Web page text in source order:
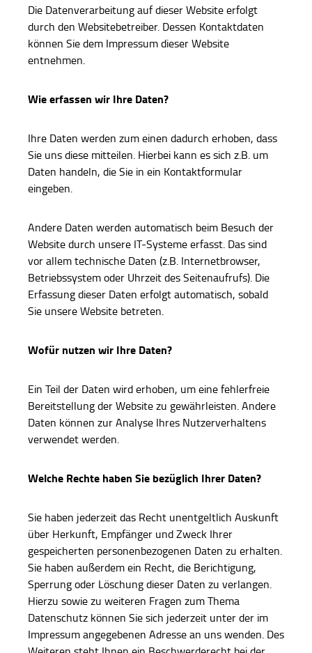
Die Datenverarbeitung auf dieser Website erfolgt
durch den Websitebetreiber. Dessen Kontaktdaten
können Sie dem Impressum dieser Website
entnehmen.
Wie erfassen wir Ihre Daten?
Ihre Daten werden zum einen dadurch erhoben, dass
Sie uns diese mitteilen. Hierbei kann es sich z.B. um
Daten handeln, die Sie in ein Kontaktformular
eingeben.
Andere Daten werden automatisch beim Besuch der
Website durch unsere IT-Systeme erfasst. Das sind
vor allem technische Daten (z.B. Internetbrowser,
Betriebssystem oder Uhrzeit des Seitenaufrufs). Die
Erfassung dieser Daten erfolgt automatisch, sobald
Sie unsere Website betreten.
Wofür nutzen wir Ihre Daten?
Ein Teil der Daten wird erhoben, um eine fehlerfreie
Bereitstellung der Website zu gewährleisten. Andere
Daten können zur Analyse Ihres Nutzerverhaltens
verwendet werden.
Welche Rechte haben Sie bezüglich Ihrer Daten?
Sie haben jederzeit das Recht unentgeltlich Auskunft
über Herkunft, Empfänger und Zweck Ihrer
gespeicherten personenbezogenen Daten zu erhalten.
Sie haben außerdem ein Recht, die Berichtigung,
Sperrung oder Löschung dieser Daten zu verlangen.
Hierzu sowie zu weiteren Fragen zum Thema
Datenschutz können Sie sich jederzeit unter der im
Impressum angegebenen Adresse an uns wenden. Des